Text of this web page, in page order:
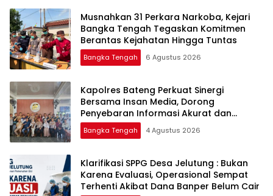
Musnahkan 31 Perkara Narkoba, Kejari
Bangka Tengah Tegaskan Komitmen
Berantas Kejahatan Hingga Tuntas
Bangka Tengah 6 Agustus 2026
‎Kapolres Bateng Perkuat Sinergi
Bersama Insan Media, Dorong
Penyebaran Informasi Akurat dan
Layanan Polri 110
Bangka Tengah 4 Agustus 2026
‎Klarifikasi SPPG Desa Jelutung : Bukan
Karena Evaluasi, Operasional Sempat
Terhenti Akibat Dana Banper Belum Cair